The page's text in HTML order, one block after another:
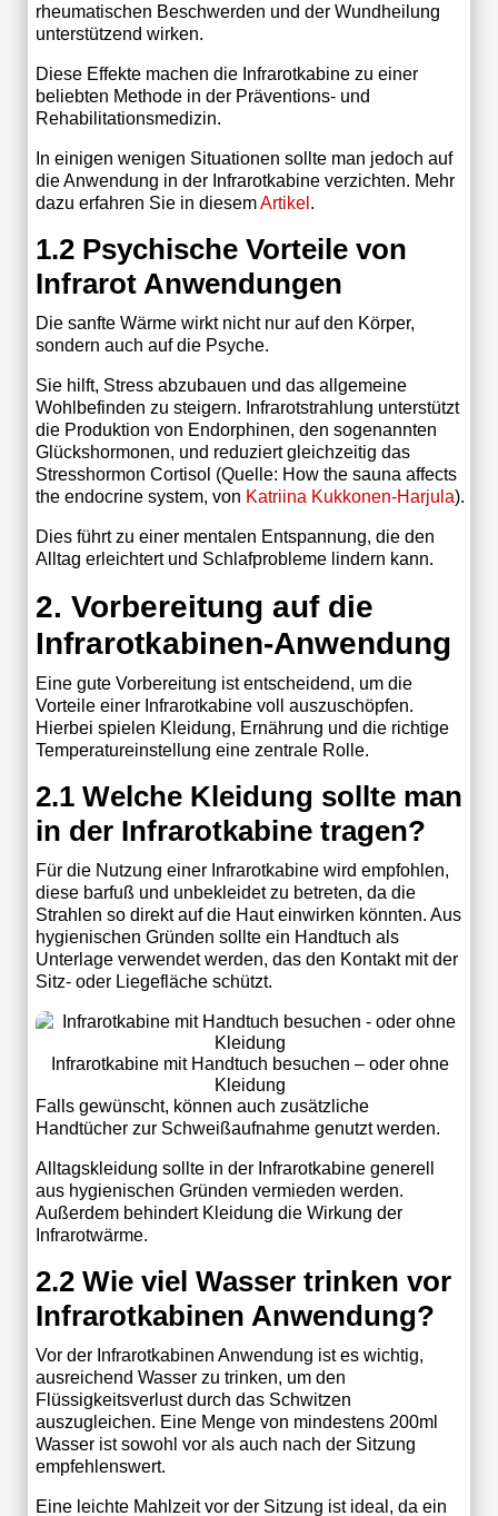
rheumatischen Beschwerden und der Wundheilung
unterstützend wirken.
Diese Effekte machen die Infrarotkabine zu einer
beliebten Methode in der Präventions- und
Rehabilitationsmedizin.
In einigen wenigen Situationen sollte man jedoch auf
die Anwendung in der Infrarotkabine verzichten. Mehr
dazu erfahren Sie in diesemArtikel .
1.2 Psychische Vorteile von
Infrarot Anwendungen
Die sanfte Wärme wirkt nicht nur auf den Körper,
sondern auch auf die Psyche.
Sie hilft, Stress abzubauen und das allgemeine
Wohlbefinden zu steigern. Infrarotstrahlung unterstützt
die Produktion von Endorphinen, den sogenannten
Glückshormonen, und reduziert gleichzeitig das
Stresshormon Cortisol (Quelle: How the sauna affects
the endocrine system, von Katriina Kukkonen-Harjula).
Dies führt zu einer mentalen Entspannung, die den
Alltag erleichtert und Schlafprobleme lindern kann.
2. Vorbereitung auf die
Infrarotkabinen-Anwendung
Eine gute Vorbereitung ist entscheidend, um die
Vorteile einer Infrarotkabine voll auszuschöpfen.
Hierbei spielen Kleidung, Ernährung und die richtige
Temperatureinstellung eine zentrale Rolle.
2.1 Welche Kleidung sollte man
in der Infrarotkabine tragen?
Für die Nutzung einer Infrarotkabine wird empfohlen,
diese barfuß und unbekleidet zu betreten, da die
Strahlen so direkt auf die Haut einwirken könnten. Aus
hygienischen Gründen sollte ein Handtuch als
Unterlage verwendet werden, das den Kontakt mit der
Sitz- oder Liegefläche schützt.
Infrarotkabine mit Handtuch besuchen – oder ohne
Kleidung
Falls gewünscht, können auch zusätzliche
Handtücher zur Schweißaufnahme genutzt werden.
Alltagskleidung sollte in der Infrarotkabine generell
aus hygienischen Gründen vermieden werden.
Außerdem behindert Kleidung die Wirkung der
Infrarotwärme.
2.2 Wie viel Wasser trinken vor
Infrarotkabinen Anwendung?
Vor der Infrarotkabinen Anwendung ist es wichtig,
ausreichend Wasser zu trinken, um den
Flüssigkeitsverlust durch das Schwitzen
auszugleichen. Eine Menge von mindestens 200ml
Wasser ist sowohl vor als auch nach der Sitzung
empfehlenswert.
Eine leichte Mahlzeit vor der Sitzung ist ideal, da ein